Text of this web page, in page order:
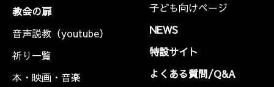
教会の扉
音声説教（youtube）
祈り一覧
本・映画・音楽
子ども向けページ
NEWS
特設サイト
よくある質問/Q&A